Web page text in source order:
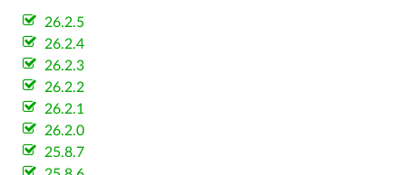
26.2.5
26.2.4
26.2.3
26.2.2
26.2.1
26.2.0
25.8.7